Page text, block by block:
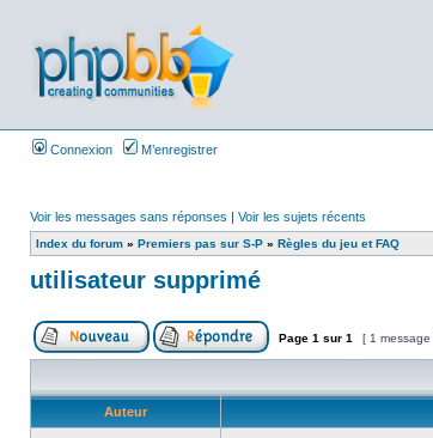
Connexion M’enregistrer
Voir les messages sans réponses | Voir les sujets récents
Index du forum » Premiers pas sur S-P » Règles du jeu et FAQ
utilisateur supprimé
Page 1 sur 1 [ 1 message
Auteur